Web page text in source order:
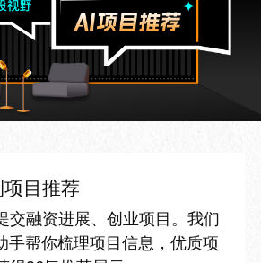
目推荐
交融资进展、创业项目。我们
手帮你梳理项目信息，优质项